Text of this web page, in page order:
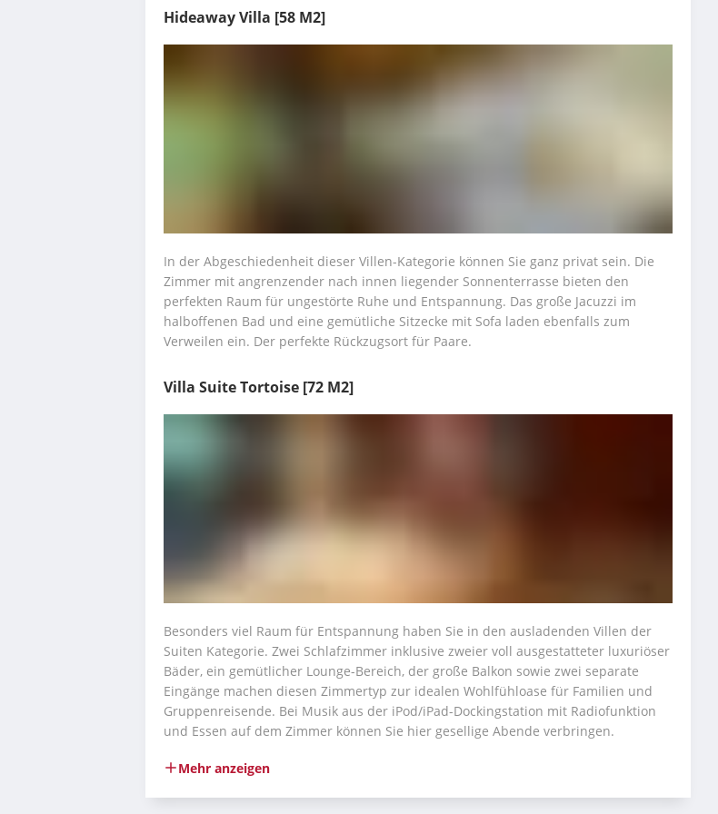
Hideaway Villa [58 M2]
In der Abgeschiedenheit dieser Villen-Kategorie können Sie ganz privat sein. Die
Zimmer mit angrenzender nach innen liegender Sonnenterrasse bieten den
perfekten Raum für ungestörte Ruhe und Entspannung. Das große Jacuzzi im
halboffenen Bad und eine gemütliche Sitzecke mit Sofa laden ebenfalls zum
Verweilen ein. Der perfekte Rückzugsort für Paare.
Villa Suite Tortoise [72 M2]
Besonders viel Raum für Entspannung haben Sie in den ausladenden Villen der
Suiten Kategorie. Zwei Schlafzimmer inklusive zweier voll ausgestatteter luxuriöser
Bäder, ein gemütlicher Lounge-Bereich, der große Balkon sowie zwei separate
Eingänge machen diesen Zimmertyp zur idealen Wohlfühloase für Familien und
Gruppenreisende. Bei Musik aus der iPod/iPad-Dockingstation mit Radiofunktion
und Essen auf dem Zimmer können Sie hier gesellige Abende verbringen.
Mehr anzeigen